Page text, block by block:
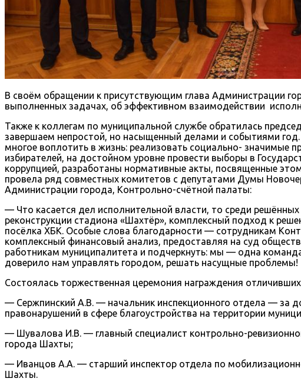
В своём обращении к присутствующим глава Администрации
выполненных задачах, об эффективном взаимодействии
Также к коллегам по муниципальной службе обратилась
завершаем непростой, но насыщенный делами и событиями
многое воплотить в жизнь: реализовать социально- значимые
избирателей, на достойном уровне провести выборы в
коррупцией, разработаны нормативные акты, посвященные
провела ряд совместных комитетов с депутатами Думы
Администрации города, Контрольно-счётной палаты:
— Что касается дел исполнительной власти, то среди
реконструкции стадиона «Шахтёр», комплексный подход к
посёлка ХБК. Особые слова благодарности — сотрудникам
комплексный финансовый анализ, предоставляя на суд
работникам муниципалитета и подчеркнуть: мы — одна
доверило нам управлять городом, решать насущные проблемы!
Состоялась торжественная церемония награждения
— Сержпинский А.В. — начальник инспекционного отдела — за
правонарушений в сфере благоустройства на территории
— Шувалова И.В. — главный специалист контрольно-
города Шахты;
— Иванцов А.А. — старший инспектор отдела по
Шахты.